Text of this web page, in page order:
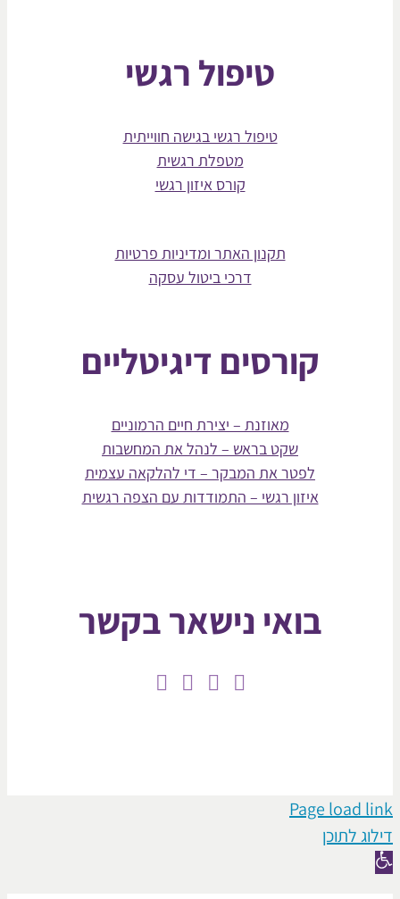
טיפול רגשי
טיפול רגשי בגישה חווייתית
מטפלת רגשית
קורס איזון רגשי
תקנון האתר ומדיניות פרטיות
דרכי ביטול עסקה
קורסים דיגיטליים
מאוזנת – יצירת חיים הרמוניים
שקט בראש – לנהל את המחשבות
לפטר את המבקר – די להלקאה עצמית
איזון רגשי – התמודדות עם הצפה רגשית
בואי נישאר בקשר
Page